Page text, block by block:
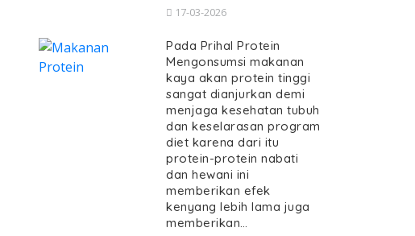
17-03-2026
Pada Prihal Protein
Mengonsumsi makanan
kaya akan protein tinggi
sangat dianjurkan demi
menjaga kesehatan tubuh
dan keselarasan program
diet karena dari itu
protein-protein nabati
dan hewani ini
memberikan efek
kenyang lebih lama juga
memberikan…